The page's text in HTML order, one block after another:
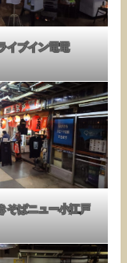
イブイン電電
そばニュー小江戸